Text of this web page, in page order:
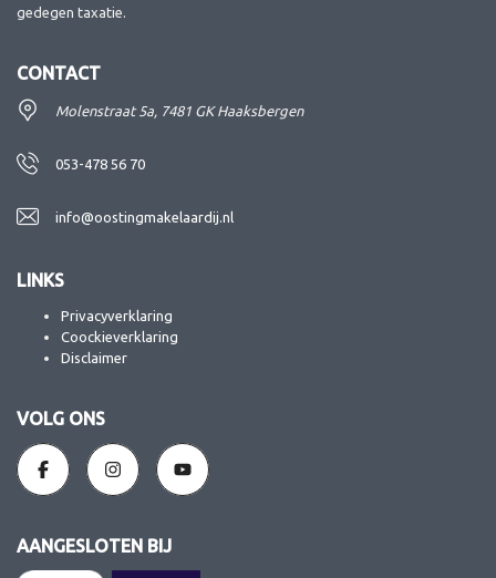
gedegen taxatie.
CONTACT
Molenstraat 5a, 7481 GK Haaksbergen
053-478 56 70
info@oostingmakelaardij.nl
LINKS
Privacyverklaring
Coockieverklaring
Disclaimer
VOLG ONS
AANGESLOTEN BIJ